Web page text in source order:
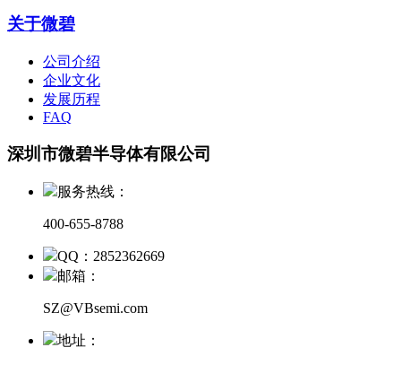
关于微碧
公司介绍
企业文化
发展历程
FAQ
深圳市微碧半导体有限公司
服务热线：
400-655-8788
QQ：2852362669
邮箱：
SZ@VBsemi.com
地址：